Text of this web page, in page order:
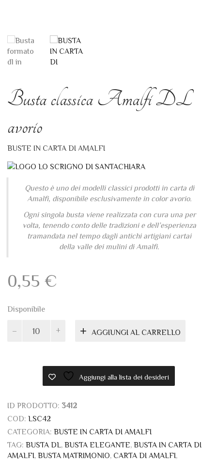
avorio
BUSTE IN CARTA DI AMALFI
Questo è uno dei modelli classici prodotti in carta di
Ogni singola busta viene realizzata con cura una per
volta, tenendo conto delle tradizioni e dell’esperienza
tramandata nel tempo dagli antichi artigiani cartai
della valle dei mulini di Amalfi.
Disponibile
classica
DL
ID PRODOTTO:
3412
CATEGORIA:BUSTE IN CARTA DI AMALFI
TAG: BUSTA DL
AMALFI,BUSTA MATRIMONIO,CARTA DI AMALFI
PARTECIPAZIONI
MARCHIO:LO SCRIGNO DI SANTA CHIARA